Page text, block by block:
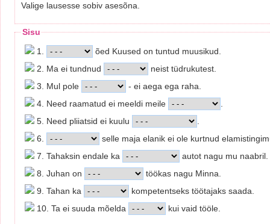
Valige lausesse sobiv asesõna.
Sisu
1.
õed Kuused on tuntud muusikud.
2. Ma ei tundnud
neist tüdrukutest.
3. Mul pole
- ei aega ega raha.
4. Need raamatud ei meeldi meile
5. Need pliiatsid ei kuulu
6.
selle maja elanik ei ole kurtnud
7. Tahaksin endale ka
autot nagu mu naabril.
8. Juhan on
töökas nagu Minna.
9. Tahan ka
kompetentseks töötajaks saada.
10. Ta ei suuda mõelda
kui vaid tööle.